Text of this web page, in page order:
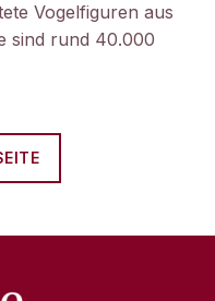
Vogelfiguren aus
sind rund 40.000